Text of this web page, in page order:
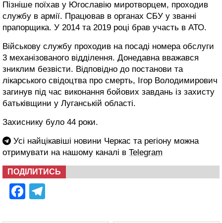
Пізніше поїхав у Югославію миротворцем, проходив
службу в армії. Працював в органах СБУ у званні
прапорщика. У 2014 та 2019 році брав участь в АТО.
Військову службу проходив на посаді номера обслуги
3 механізованого відділення. Донедавна вважався
зниклим безвісти. Відповідно до постанови та
лікарського свідоцтва про смерть, Ігор Володимирович
загинув під час виконання бойових завдань із захисту
батьківщини у Луганській області.
Захиснику було 44 роки.
Усі найцікавіші новини Черкас та регіону можна
отримувати на нашому каналі в Telegram
ПОДІЛИТИСЬ
Facebook